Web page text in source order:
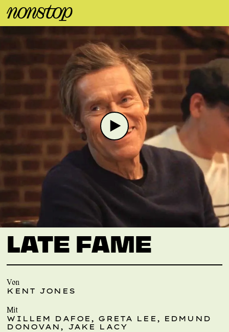
LATE FAME
Von
KENT JONES
Mit
WILLEM DAFOE, GRETA LEE, EDMUND
DONOVAN, JAKE LACY